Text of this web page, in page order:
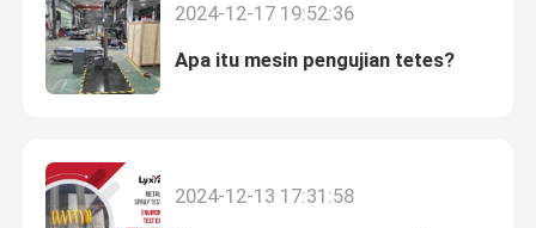
2024-12-17 19:52:36
Apa itu mesin pengujian tetes?
2024-12-13 17:31:58